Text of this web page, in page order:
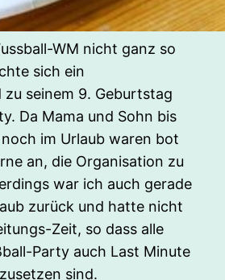
WM nicht ganz so
sich ein
seinem 9. Geburtstag
Da Mama und Sohn bis
im Urlaub waren bot
an, die Organisation zu
war ich auch gerade
zurück und hatte nicht
Zeit, so dass alle
Party auch Last Minute
sind.